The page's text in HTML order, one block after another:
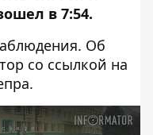
в 7:54.
Об
со ссылкой на